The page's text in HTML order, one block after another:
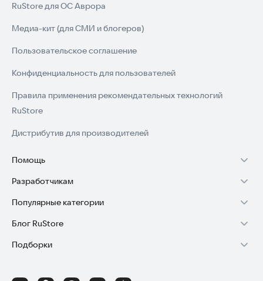
RuStore для ОС Аврора
Медиа-кит (для СМИ и блогеров)
Пользовательское соглашение
Конфиденциальность для пользователей
Правила применения рекомендательных технологий
RuStore
Дистрибутив для производителей
Помощь
Установка RuStore на TV
Установка RuStore на телефон
Установка RuStore в машину
Помощь пользователям RuStore
Разработчикам
Зарабатывать с RuStore
Стать разработчиком
Доступ к RuStore Консоль
Популярные категории
Игры для Android
Приложения банков
Блог RuStore
Обзоры игр для Android 2025
Подборки